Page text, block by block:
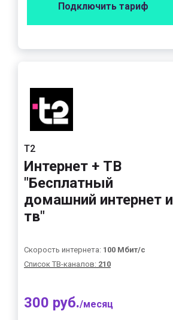
Подключить тариф
Т2
Интернет + ТВ
"Бесплатный
домашний интернет и
тв"
Скорость интернета: 100 Мбит/с
Список ТВ-каналов: 210
300 руб./месяц